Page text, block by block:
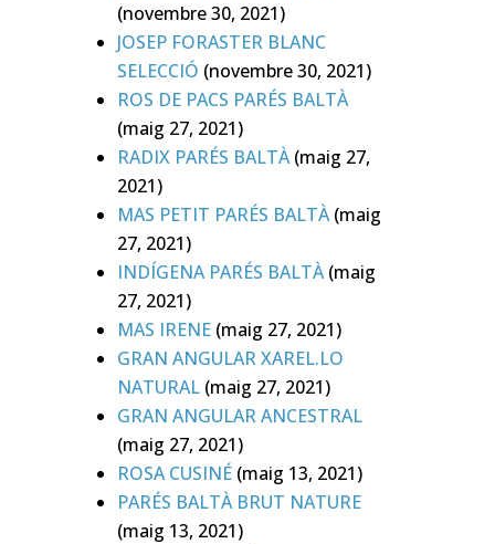
(novembre 30, 2021)
JOSEP FORASTER BLANC
SELECCIÓ (novembre 30, 2021)
ROS DE PACS PARÉS BALTÀ
(maig 27, 2021)
RADIX PARÉS BALTÀ (maig 27,
2021)
MAS PETIT PARÉS BALTÀ (maig
27, 2021)
INDÍGENA PARÉS BALTÀ (maig
27, 2021)
MAS IRENE (maig 27, 2021)
GRAN ANGULAR XAREL.LO
NATURAL (maig 27, 2021)
GRAN ANGULAR ANCESTRAL
(maig 27, 2021)
ROSA CUSINÉ (maig 13, 2021)
PARÉS BALTÀ BRUT NATURE
(maig 13, 2021)